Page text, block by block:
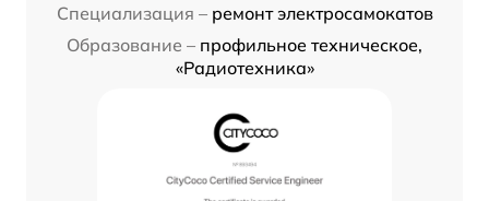
Специализация – ремонт электросамокатов
Образование – профильное техническое,
«Радиотехника»